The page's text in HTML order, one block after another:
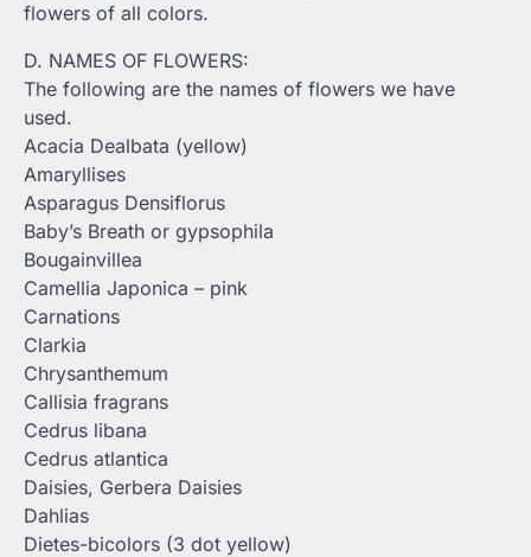
flowers of all colors.
D. NAMES OF FLOWERS:
The following are the names of flowers we have
used.
Acacia Dealbata (yellow)
Amaryllises
Asparagus Densiflorus
Baby’s Breath or gypsophila
Bougainvillea
Camellia Japonica – pink
Carnations
Clarkia
Chrysanthemum
Callisia fragrans
Cedrus libana
Cedrus atlantica
Daisies, Gerbera Daisies
Dahlias
Dietes-bicolors (3 dot yellow)